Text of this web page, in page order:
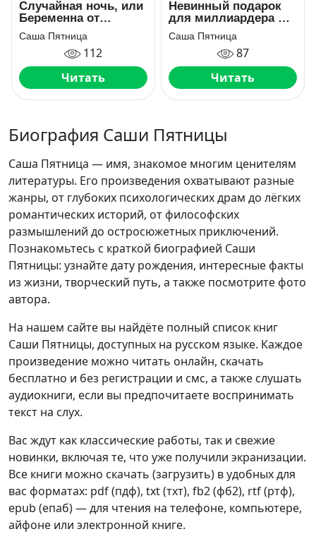
Случайная ночь, или
Беременна от
миллиардера
Саша Пятница
112
Читать
Невинный подарок
для миллиардера на
Новый год
Саша Пятница
87
Читать
Биография Саши Пятницы
Саша Пятница — имя, знакомое многим ценителям
литературы. Его произведения охватывают разные
жанры, от глубоких психологических драм до лёгких
романтических историй, от философских
размышлений до остросюжетных приключений.
Познакомьтесь с краткой биографией Саши
Пятницы: узнайте дату рождения, интересные факты
из жизни, творческий путь, а также посмотрите фото
автора.
На нашем сайте вы найдёте полный список книг
Саши Пятницы, доступных на русском языке. Каждое
произведение можно читать онлайн, скачать
бесплатно и без регистрации и смс, а также слушать
аудиокниги, если вы предпочитаете воспринимать
текст на слух.
Вас ждут как классические работы, так и свежие
новинки, включая те, что уже получили экранизации.
Все книги можно скачать (загрузить) в удобных для
вас форматах: pdf (пдф), txt (тхт), fb2 (фб2), rtf (ртф),
epub (епаб) — для чтения на телефоне, компьютере,
айфоне или электронной книге.